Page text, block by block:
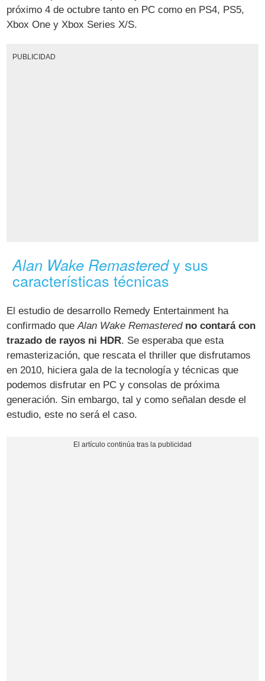
próximo 4 de octubre tanto en PC como en PS4, PS5,
Xbox One y Xbox Series X/S.
PUBLICIDAD
Alan Wake Remasteredy sus
características técnicas
El estudio de desarrollo Remedy Entertainment ha
confirmado queAlan Wake Remastered no contará con
trazado de rayos ni HDR. Se esperaba que esta
remasterización, que rescata el thriller que disfrutamos
en 2010, hiciera gala de la tecnología y técnicas que
podemos disfrutar en PC y consolas de próxima
generación. Sin embargo, tal y como señalan desde el
estudio, este no será el caso.